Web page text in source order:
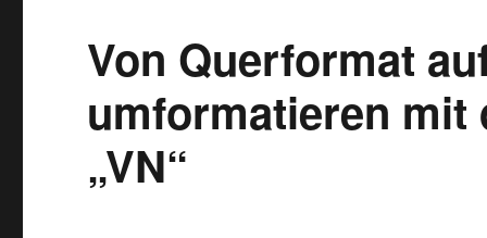
Von Querformat
umformatieren mit
„VN“